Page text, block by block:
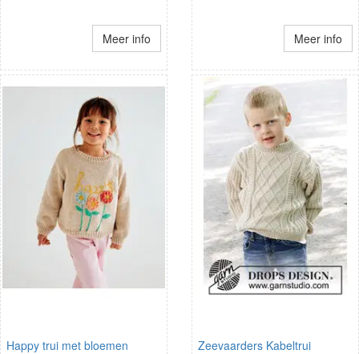
Meer info Meer info
Happy trui met bloemen Zeevaarders Kabeltrui